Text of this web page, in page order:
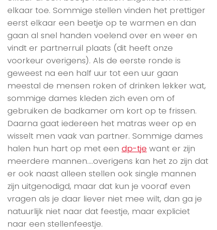
elkaar toe. Sommige stellen vinden het prettiger
eerst elkaar een beetje op te warmen en dan
gaan al snel handen voelend over en weer en
vindt er partnerruil plaats (dit heeft onze
voorkeur overigens). Als de eerste ronde is
geweest na een half uur tot een uur gaan
meestal de mensen roken of drinken lekker wat,
sommige dames kleden zich even om of
gebruiken de badkamer om kort op te frissen.
Daarna gaat iedereen het matras weer op en
wisselt men vaak van partner. Sommige dames
halen hun hart op met een dp-tje want er zijn
meerdere mannen….overigens kan het zo zijn dat
er ook naast alleen stellen ook single mannen
zijn uitgenodigd, maar dat kun je vooraf even
vragen als je daar liever niet mee wilt, dan ga je
natuurlijk niet naar dat feestje, maar expliciet
naar een stellenfeestje.